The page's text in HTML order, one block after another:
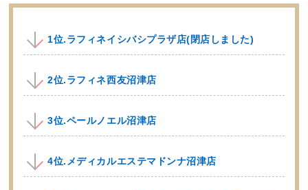
1位.ラフィネイシバシプラザ店(閉店しました)
2位.ラフィネ西友沼津店
3位.ペールノエル沼津店
4位.メディカルエステマドンナ沼津店